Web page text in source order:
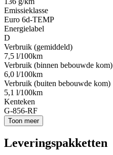
Emissieklasse
Euro 6d-TEMP
Energielabel
D
Verbruik (gemiddeld)
7,5 l/100km
Verbruik (binnen bebouwde kom)
6,0 l/100km
Verbruik (buiten bebouwde kom)
5,1 l/100km
Kenteken
G-856-RF
Toon meer
Leveringspakketten